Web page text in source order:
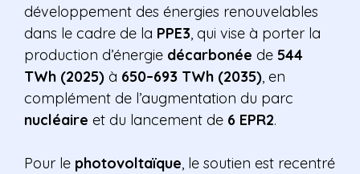
développement des énergies renouvelables
dans le cadre de la PPE3, qui vise à porter la
production d’énergie décarbonée de 544
TWh (2025) à 650–693 TWh (2035), en
complément de l’augmentation du parc
nucléaire et du lancement de 6 EPR2.
Pour le photovoltaïque, le soutien est recentré